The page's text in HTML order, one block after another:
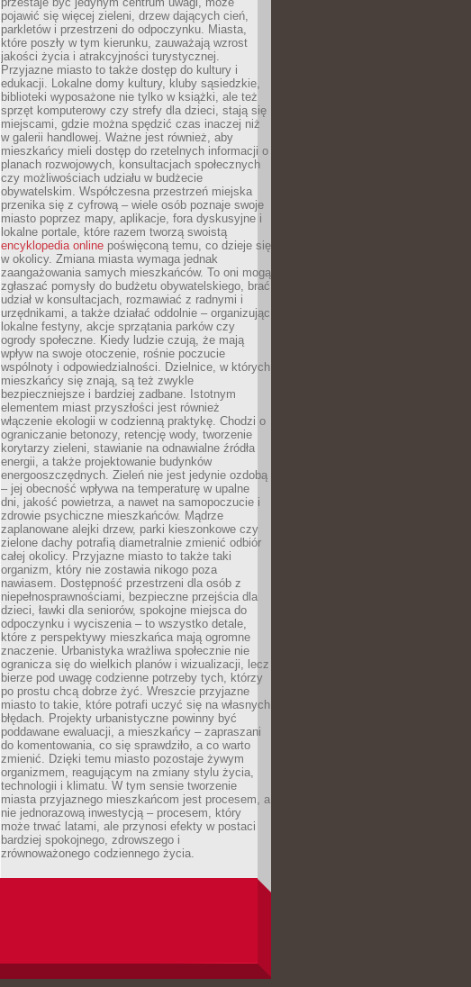
pojawić się więcej zieleni, drzew dających cień,
parkletów i przestrzeni do odpoczynku. Miasta,
które poszły w tym kierunku, zauważają wzrost
jakości życia i atrakcyjności turystycznej.
Przyjazne miasto to także dostęp do kultury i
edukacji. Lokalne domy kultury, kluby sąsiedzkie,
biblioteki wyposażone nie tylko w książki, ale też
sprzęt komputerowy czy strefy dla dzieci, stają się
miejscami, gdzie można spędzić czas inaczej niż
w galerii handlowej. Ważne jest również, aby
mieszkańcy mieli dostęp do rzetelnych informacji o
planach rozwojowych, konsultacjach społecznych
czy możliwościach udziału w budżecie
obywatelskim. Współczesna przestrzeń miejska
przenika się z cyfrową – wiele osób poznaje swoje
miasto poprzez mapy, aplikacje, fora dyskusyjne i
lokalne portale, które razem tworzą swoistą
encyklopedia online poświęconą temu, co dzieje się
w okolicy. Zmiana miasta wymaga jednak
zaangażowania samych mieszkańców. To oni mogą
zgłaszać pomysły do budżetu obywatelskiego, brać
udział w konsultacjach, rozmawiać z radnymi i
urzędnikami, a także działać oddolnie – organizując
lokalne festyny, akcje sprzątania parków czy
ogrody społeczne. Kiedy ludzie czują, że mają
wpływ na swoje otoczenie, rośnie poczucie
wspólnoty i odpowiedzialności. Dzielnice, w których
mieszkańcy się znają, są też zwykle
bezpieczniejsze i bardziej zadbane. Istotnym
elementem miast przyszłości jest również
włączenie ekologii w codzienną praktykę. Chodzi o
ograniczanie betonozy, retencję wody, tworzenie
korytarzy zieleni, stawianie na odnawialne źródła
energii, a także projektowanie budynków
energooszczędnych. Zieleń nie jest jedynie ozdobą
– jej obecność wpływa na temperaturę w upalne
dni, jakość powietrza, a nawet na samopoczucie i
zdrowie psychiczne mieszkańców. Mądrze
zaplanowane alejki drzew, parki kieszonkowe czy
zielone dachy potrafią diametralnie zmienić odbiór
całej okolicy. Przyjazne miasto to także taki
organizm, który nie zostawia nikogo poza
nawiasem. Dostępność przestrzeni dla osób z
niepełnosprawnościami, bezpieczne przejścia dla
dzieci, ławki dla seniorów, spokojne miejsca do
odpoczynku i wyciszenia – to wszystko detale,
które z perspektywy mieszkańca mają ogromne
znaczenie. Urbanistyka wrażliwa społecznie nie
ogranicza się do wielkich planów i wizualizacji, lecz
bierze pod uwagę codzienne potrzeby tych, którzy
po prostu chcą dobrze żyć. Wreszcie przyjazne
miasto to takie, które potrafi uczyć się na własnych
błędach. Projekty urbanistyczne powinny być
poddawane ewaluacji, a mieszkańcy – zapraszani
do komentowania, co się sprawdziło, a co warto
zmienić. Dzięki temu miasto pozostaje żywym
organizmem, reagującym na zmiany stylu życia,
technologii i klimatu. W tym sensie tworzenie
miasta przyjaznego mieszkańcom jest procesem, a
nie jednorazową inwestycją – procesem, który
może trwać latami, ale przynosi efekty w postaci
bardziej spokojnego, zdrowszego i
zrównoważonego codziennego życia.